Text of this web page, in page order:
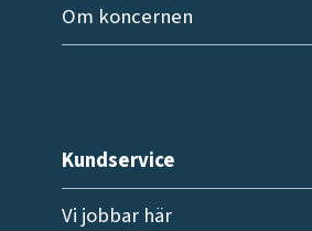
Om koncernen
Kundservice
Vi jobbar här